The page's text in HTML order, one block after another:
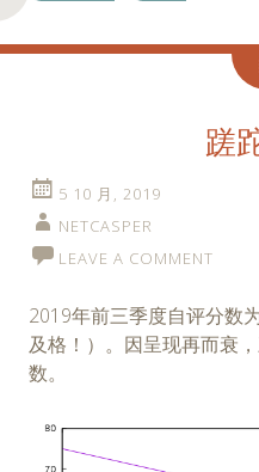
蹉
5 10 月, 2019
NETCASPER
LEAVE A COMMENT
2019年前三季度自评分数
及格！）。因呈现再而衰
数。